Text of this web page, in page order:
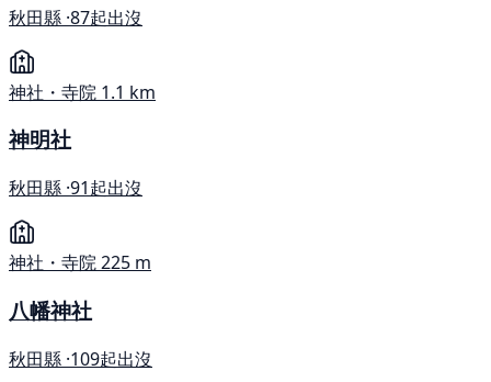
秋田縣 ·87起出沒
神社・寺院 1.1 km
神明社
秋田縣 ·91起出沒
神社・寺院225 m
八幡神社
秋田縣 ·109起出沒